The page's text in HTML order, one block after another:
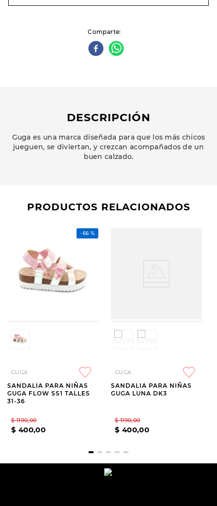
Comparte
DESCRIPCIÓN
Guga es una marca diseñada para que los más chicos
jueguen, se diviertan, y crezcan acompañados de un
buen calzado.
PRODUCTOS RELACIONADOS
-66 %
GUGA
SANDALIA PARA NIÑAS
GUGA FLOW SS1 TALLES
31-36
$ 1190,00
$ 400,00
GUGA
SANDALIA PARA NIÑAS
GUGA LUNA DK3
$ 1190,00
$ 400,00